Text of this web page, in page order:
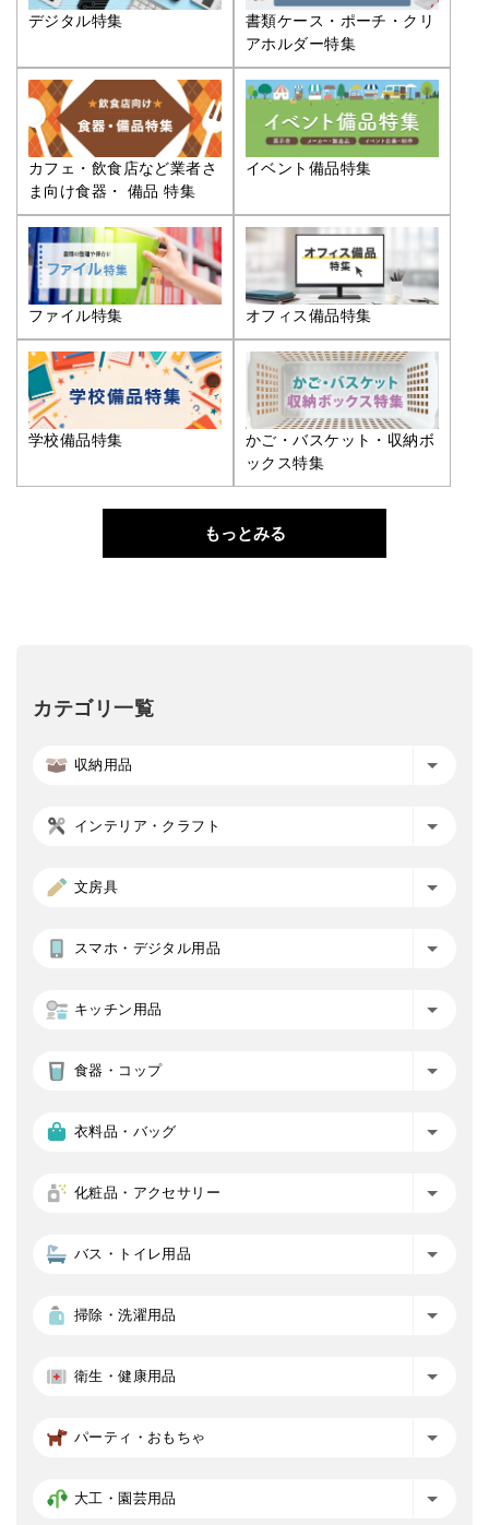
デジタル特集
書類ケース・ポーチ・クリ
アホルダー特集
カフェ・飲食店など業者さ
ま向け食器・ 備品 特集
イベント備品特集
ファイル特集 オフィス備品特集
学校備品特集
かご・バスケット・収納ボ
ックス特集
もっとみる
カテゴリ一覧
収納用品
インテリア・クラフト
文房具
スマホ・デジタル用品
キッチン用品
食器・コップ
衣料品・バッグ
化粧品・アクセサリー
バス・トイレ用品
掃除・洗濯用品
衛生・健康用品
パーティ・おもちゃ
大工・園芸用品